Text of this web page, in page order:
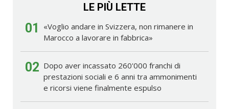
LE PIÙ LETTE
01
«Voglio andare in Svizzera, non rimanere in
Marocco a lavorare in fabbrica»
02 Dopo aver incassato 260'000 franchi di
prestazioni sociali e 6 anni tra ammonimenti
e ricorsi viene finalmente espulso